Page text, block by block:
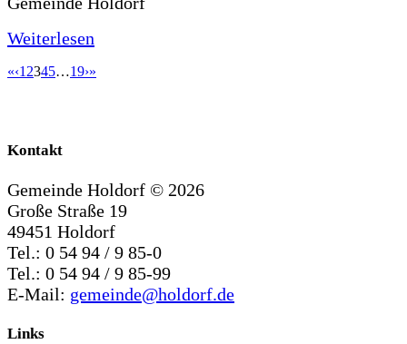
Weiterlesen
«‹1 2345…19›»
Kontakt
Gemeinde Holdorf © 2026
Große Straße 19
49451 Holdorf
Tel.: 0 54 94 / 9 85-0
Tel.: 0 54 94 / 9 85-99
E-Mail: gemeinde@holdorf.de
Links